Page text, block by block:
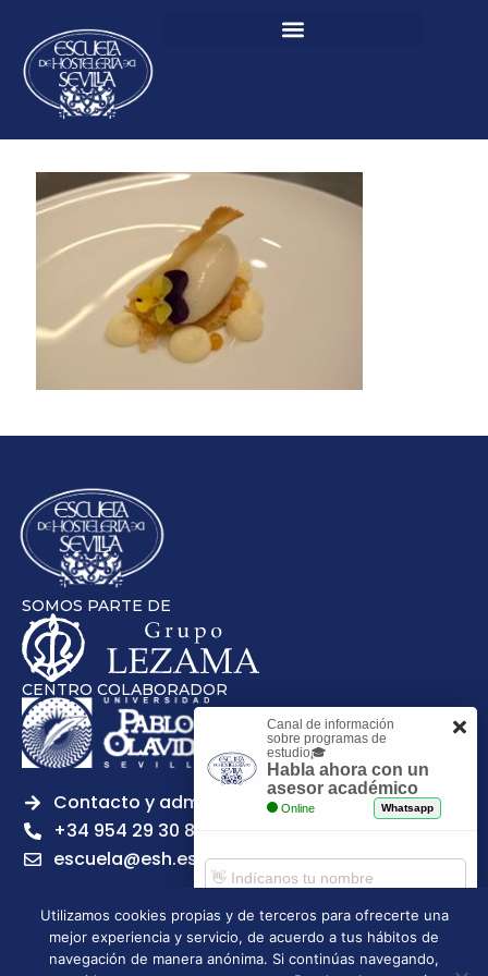
SOMOS PARTE DE
CENTRO COLABORADOR
Contacto y admisiones
+34 954 29 30 81
escuela@esh.es
Utilizamos cookies propias y de terceros para ofrecerte una
mejor experiencia y servicio, de acuerdo a tus hábitos de
navegación de manera anónima. Si continúas navegando,
Canal de información
sobre programas de
estudio🎓
Habla ahora con un
asesor académico
Online Whatsapp
Comenzar chat